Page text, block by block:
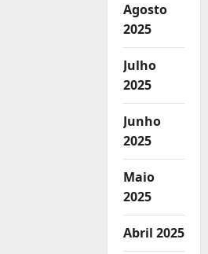
Agosto
2025
Julho
2025
Junho
2025
Maio
2025
Abril 2025